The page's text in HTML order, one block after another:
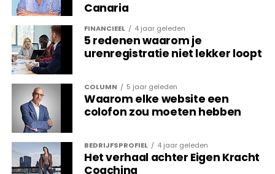
Krachtige compacte
geurverspreiders
Steeds meer bedrijven ontdekken
producten die hen aan de geurbeleving helpen
“Producten die zijn voorzien van heerlijke geuren en
die speciaal gemaakt zijn voor geurverspreiding in
bedrijven. Een geurstokje in iedere hoek van de
kamer is niet meer van deze tijd. Inmiddels zijn er
krachtige en compacte geurverspreiders te
Canaria
FINANCIEEL 4 jaar geleden
5 redenen waarom je
urenregistratie niet lekker loopt
COLUMN 5 jaar geleden
Waarom elke website een
colofon zou moeten hebben
BEDRIJFSPROFIEL 4 jaar geleden
Het verhaal achter Eigen Kracht
Coaching